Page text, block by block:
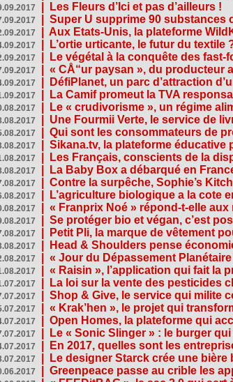
Les Fleurs d’Ici et pas d’ailleurs !
Super U supprime 90 substances
Aux Etats-Unis, la plateforme
L’ortie urticante, le futur du textile
Le végétal à la conquête des fast-
« CÅ“ur paysan », du producteur
DéfiPlanet, un parc d’attraction
La Camif promeut la TVA
Le « crudivorisme », un régime
Une Fourmii Verte, le service de
Qui sont les consommateurs de
Sikana.tv, la plateforme
Les Français, conscients de la
La Baby Box a débarqué en
Contre la surpêche, Sophie’s
L’agriculture biologique a la cote
« Franprix Noé » répond-t-elle
Se protéger bio et végan, c’est
Petit Pli, la marque de vêtement
Head & Shoulders pense
« Jour du Dépassement
« Raisin », l’application qui fait la
La loi sur la vente des pesticides
Shop & Give, le service qui milite
« Krak’hen », le projet qui
Open Homes, la plateforme qui
Le « Sonic Slinger » : le burger
En 2017, quelles sont les
Le designer Starck crée une bière
Greenpeace passe au crible les